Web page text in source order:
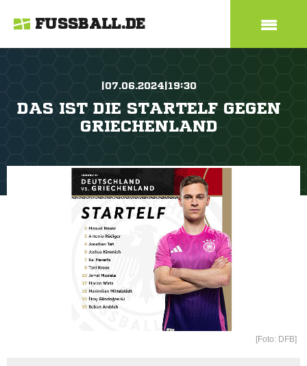
FUSSBALL.DE
|07.06.2024|19:30
DAS IST DIE STARTELF GEGEN
GRIECHENLAND
[Foto: DFB]